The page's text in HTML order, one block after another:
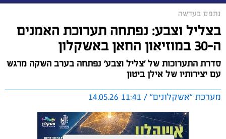
נתפס בעדשה
בצליל וצבע: נפתחה תערוכת האמנים
ה-30 במוזיאון החאן באשקלון
סדרת התערוכות של 'צליל וצבע' נפתחה בערב השקה מרגש
עם יצירותיו של אילן ביטון
מערכת "אשקלונים" / 11:41 14.05.26